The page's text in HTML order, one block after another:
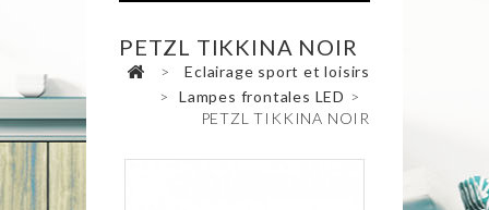
PETZL TIKKINA NOIR
>
Eclairage sport et loisirs
>
Lampes frontales LED >
PETZL TIKKINA NOIR